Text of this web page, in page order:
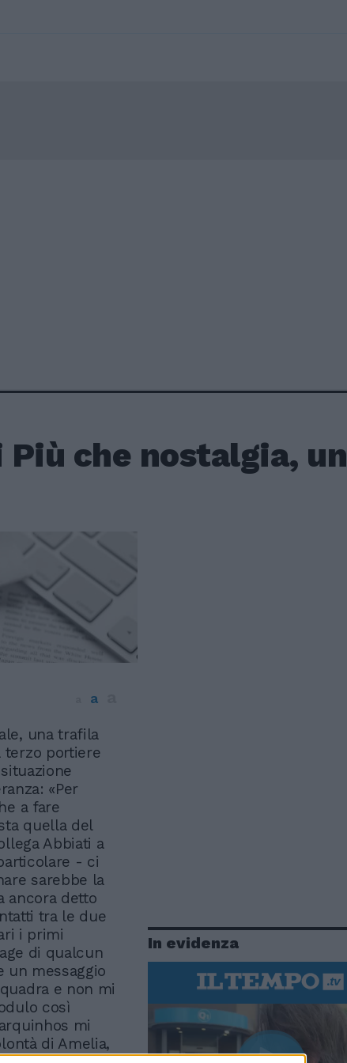
che nostalgia, un
a
una trafila
terzo portiere
«Per
a fare
quella del
Abbiati a
- ci
sarebbe la
ancora detto
tra le due
i primi
di qualcun
un messaggio
e non mi
così
mi
di Amelia,
In evidenza